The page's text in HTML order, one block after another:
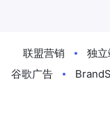
联盟营销 独
谷歌广告